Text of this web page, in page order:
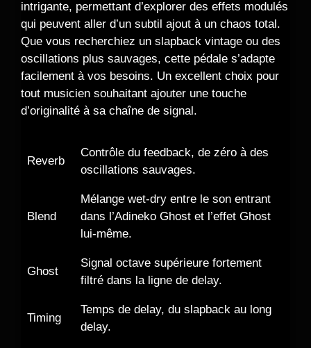
intrigante, permettant d’explorer des effets modulés
qui peuvent aller d’un subtil ajout à un chaos total.
Que vous recherchiez un slapback vintage ou des
oscillations plus sauvages, cette pédale s’adapte
facilement à vos besoins. Un excellent choix pour
tout musicien souhaitant ajouter une touche
d’originalité à sa chaîne de signal.
Reverb
Contrôle du feedback, de zéro à des
oscillations sauvages.
Blend
Mélange wet-dry entre le son entrant
dans l’Adineko Ghost et l’effet Ghost
lui-même.
Ghost
Signal octave supérieure fortement
filtré dans la ligne de delay.
Timing
Temps de delay, du slapback au long
delay.